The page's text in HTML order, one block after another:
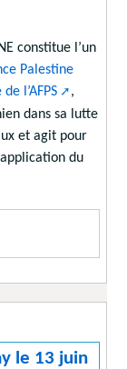
constitue l’un
Palestine
l’AFPS
,
dans sa lutte
et agit pour
du
le 13 juin